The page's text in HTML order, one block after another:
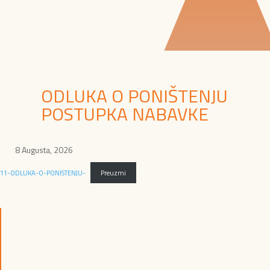
ODLUKA O PONIŠTENJU
POSTUPKA NABAVKE
8 Augusta, 2026
11-ODLUKA-O-PONISTENJU- Preuzmi